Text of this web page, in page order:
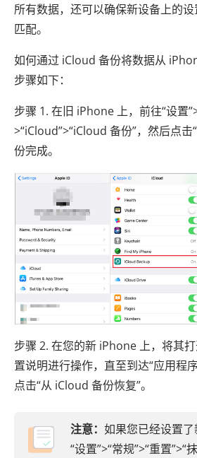
所有数据，还可以确保新设备上的
匹配。
如何通过 iCloud 备份将数据从
步骤如下：
步骤 1. 在旧 iPhone 上，前往“设置
>“iCloud”>“iCloud 备份”，然后点击
份完成。
步骤 2. 在您的新 iPhone 上，将其
置说明进行操作，直至到达“应用程
点击“从 iCloud 备份恢复”。
注意： 如果您已经设置
“设置”>“常规”>“重置